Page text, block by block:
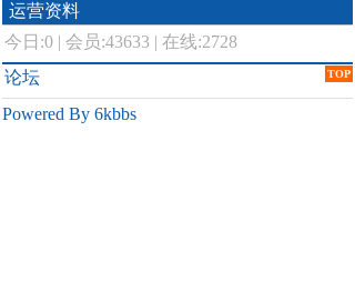
运营资料
今日:0 | 会员:43633 | 在线:2728
TOP
论坛
Powered By 6kbbs